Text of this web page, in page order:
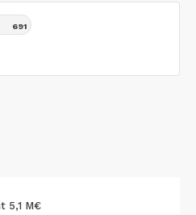
691
5,1 M€